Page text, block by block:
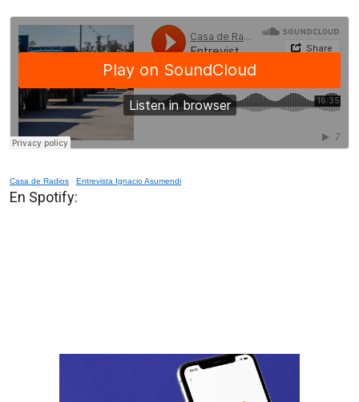
Casa de Radios · Entrevista Ignacio Asumendi
En Spotify: